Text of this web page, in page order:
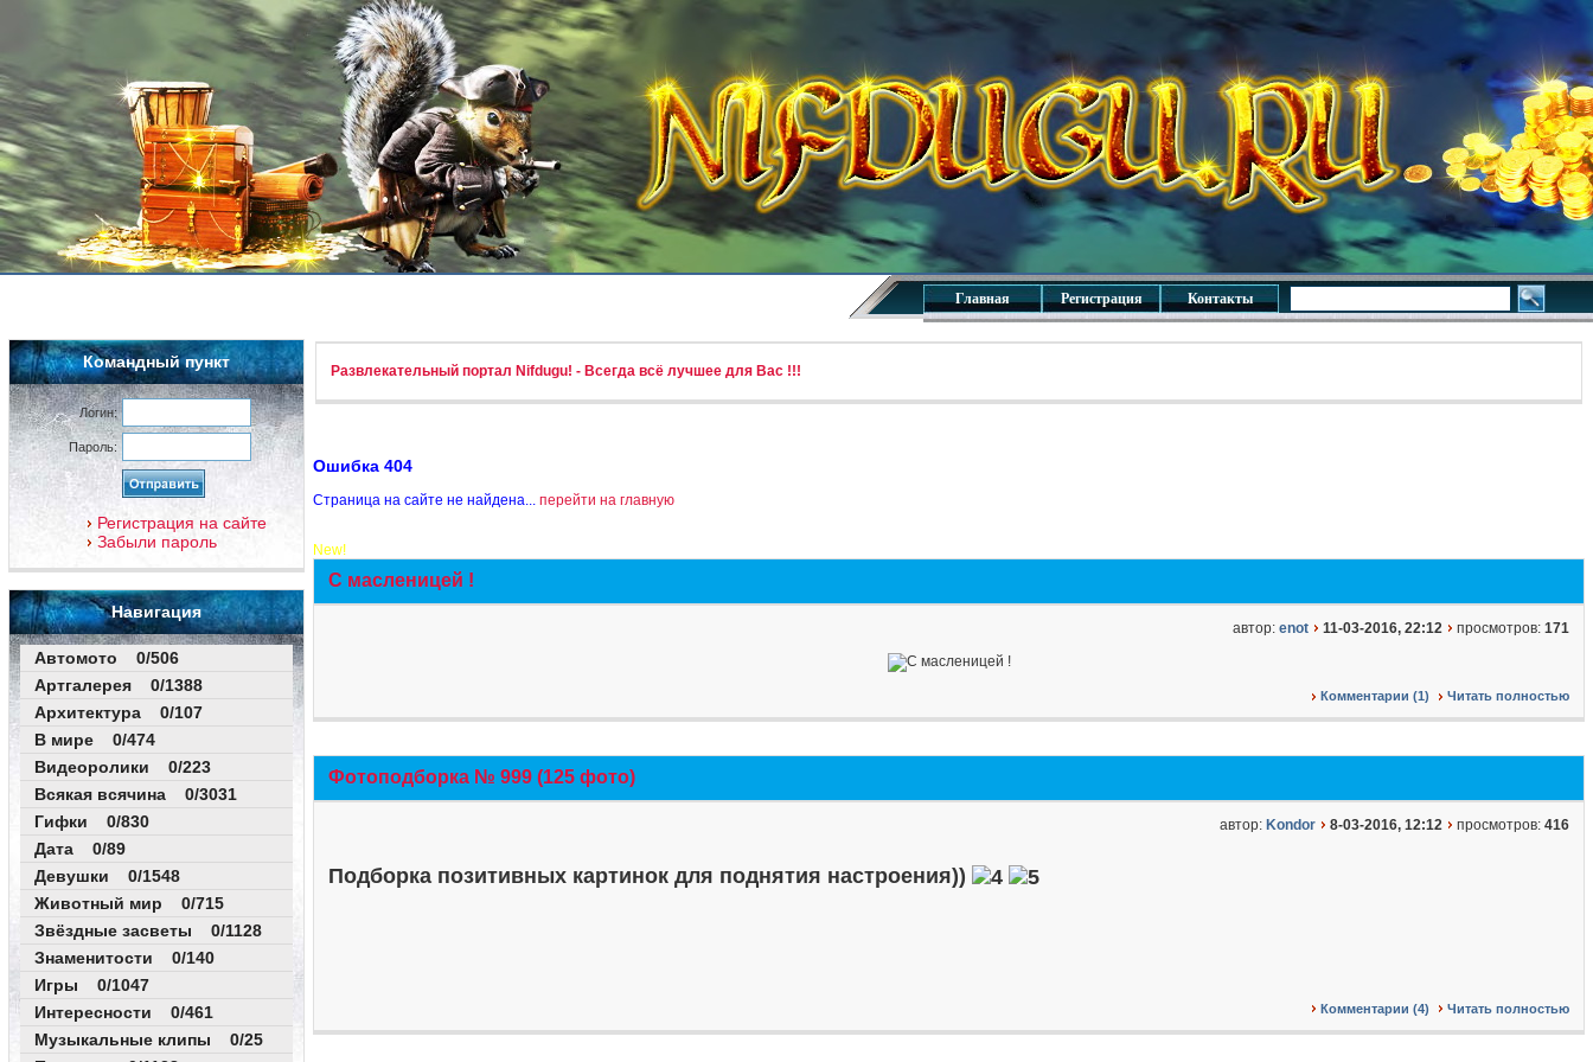
Главная Регистрация Контакты
Командный пункт
Логин:
Пароль:
Регистрация на сайте
Забыли пароль
Навигация
Автомото 0/506
Артгалерея 0/1388
Архитектура 0/107
В мире 0/474
Видеоролики 0/223
Всякая всячина 0/3031
Гифки 0/830
Дата 0/89
Девушки 0/1548
Животный мир 0/715
Звёздные засветы 0/1128
Знаменитости 0/140
Игры 0/1047
Интересности 0/461
Музыкальные клипы 0/25
Развлекательный портал Nifdugu! - Всегда всё лучшее для Вас !!!
Ошибка 404
Страница на сайте не найдена... перейти на главную
New!
С масленицей !
автор: enot 11-03-2016, 22:12 просмотров: 171
Комментарии (1) Читать полностью
Фотоподборка № 999 (125 фото)
автор: Kondor 8-03-2016, 12:12 просмотров: 416
Подборка позитивных картинок для поднятия настроения))
Комментарии (4) Читать полностью